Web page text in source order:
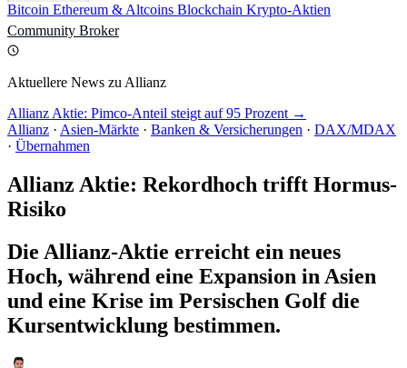
Bitcoin Ethereum & Altcoins Blockchain Krypto-Aktien
Community Broker
Aktuellere News zu Allianz
Allianz Aktie: Pimco-Anteil steigt auf 95 Prozent →
Allianz · Asien-Märkte · Banken & Versicherungen · DAX/MDAX
· Übernahmen
Allianz Aktie: Rekordhoch trifft Hormus-
Risiko
Die Allianz-Aktie erreicht ein neues
Hoch, während eine Expansion in Asien
und eine Krise im Persischen Golf die
Kursentwicklung bestimmen.